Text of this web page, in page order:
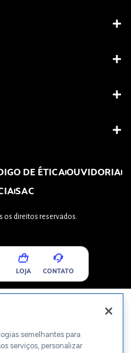
DE ÉTICAOUVIDORIA
SAC
os direitos reservados.
LOJA CONTATO
semelhantes para
serviços, personalizar